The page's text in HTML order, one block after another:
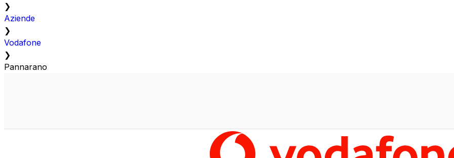
❯
Aziende
❯
Vodafone
❯
Pannarano